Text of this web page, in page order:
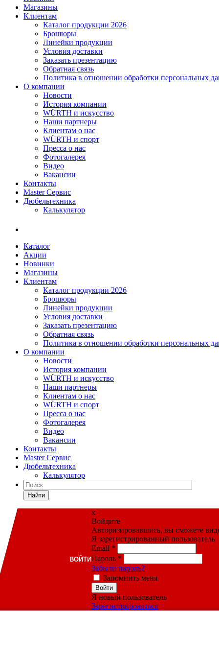
Магазины
Клиентам
Каталог продукции 2026
Брошюры
Линейки продукции
Условия доставки
Заказать презентацию
Обратная связь
Политика в отношении обработки персональных
О компании
Новости
История компании
WÜRTH и искусство
Наши партнеры
Клиентам о нас
WÜRTH и спорт
Пресса о нас
Фотогалерея
Видео
Вакансии
Контакты
Master Сервис
Дюбельтехника
Калькулятор
Каталог
Акции
Новинки
Магазины
Клиентам
Каталог продукции 2026
Брошюры
Линейки продукции
Условия доставки
Заказать презентацию
Обратная связь
Политика в отношении обработки персональных
О компании
Новости
История компании
WÜRTH и искусство
Наши партнеры
Клиентам о нас
WÜRTH и спорт
Пресса о нас
Фотогалерея
Видео
Вакансии
Контакты
Master Сервис
Дюбельтехника
Калькулятор
Найти
ВОЙТИ
x
Войдите
Авторизировавшись, вы сможете
Я зарегистрированный пользователь
Email *
Пароль *
Забыли пароль?
Запомнить меня
Войти
Я новый пользователь
Зарегистрироваться